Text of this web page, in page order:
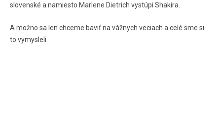
slovenské a namiesto Marlene Dietrich vystúpi Shakira.
A možno sa len chceme baviť na vážnych veciach a celé sme si
to vymysleli.